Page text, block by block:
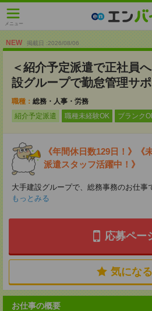
メニュー
NEW 掲載日 :2026/08/06
＜紹介予定派遣で正社員
設グループで勤怠管理サ
職種： 総務・人事・労務
紹介予定派遣
職種未経験OK ブランク
《年間休日数129日！》《
派遣スタッフ活躍中！》
大手建設グループで、総務事務のお仕事
もっとみる
応募ペー
気になる
お仕事の概要